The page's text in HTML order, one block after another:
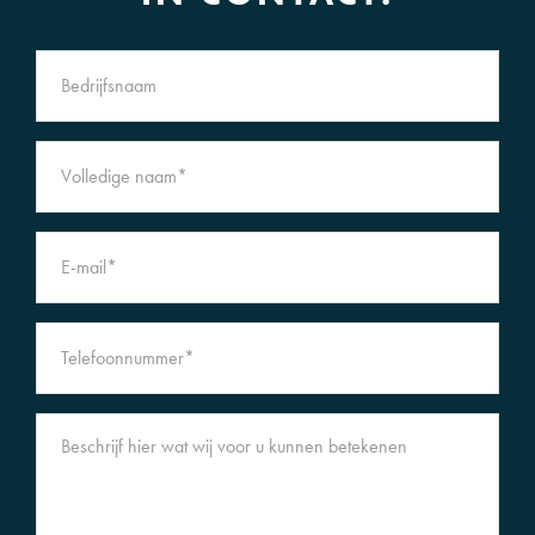
• Zekerheidsstelling: waarborgsom ter grootte van 10% van de
koopsom te voldoen bij de notaris binnen twee weken na
ondertekening van de koopovereenkomst.
• Erfdienstbaarheden, kwalitatieve bedingen en/of bijzondere
verplichtingen: zoals vermeld in de eigendomsakte. Op aanvraag
beschikbaar.
vestiging mandeligheid. Op aanvraag beschikbaar.